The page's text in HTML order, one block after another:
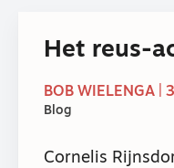
Het reus-
BOB WIELENGA |
Blog
Cornelis